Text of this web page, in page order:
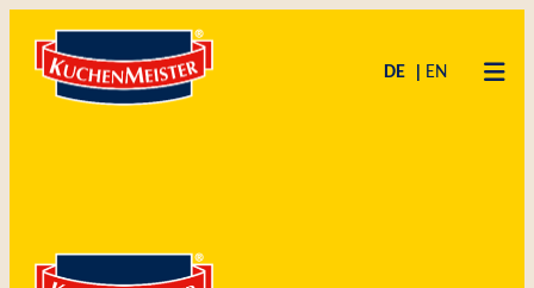
Inhalt
springen
content
DE EN